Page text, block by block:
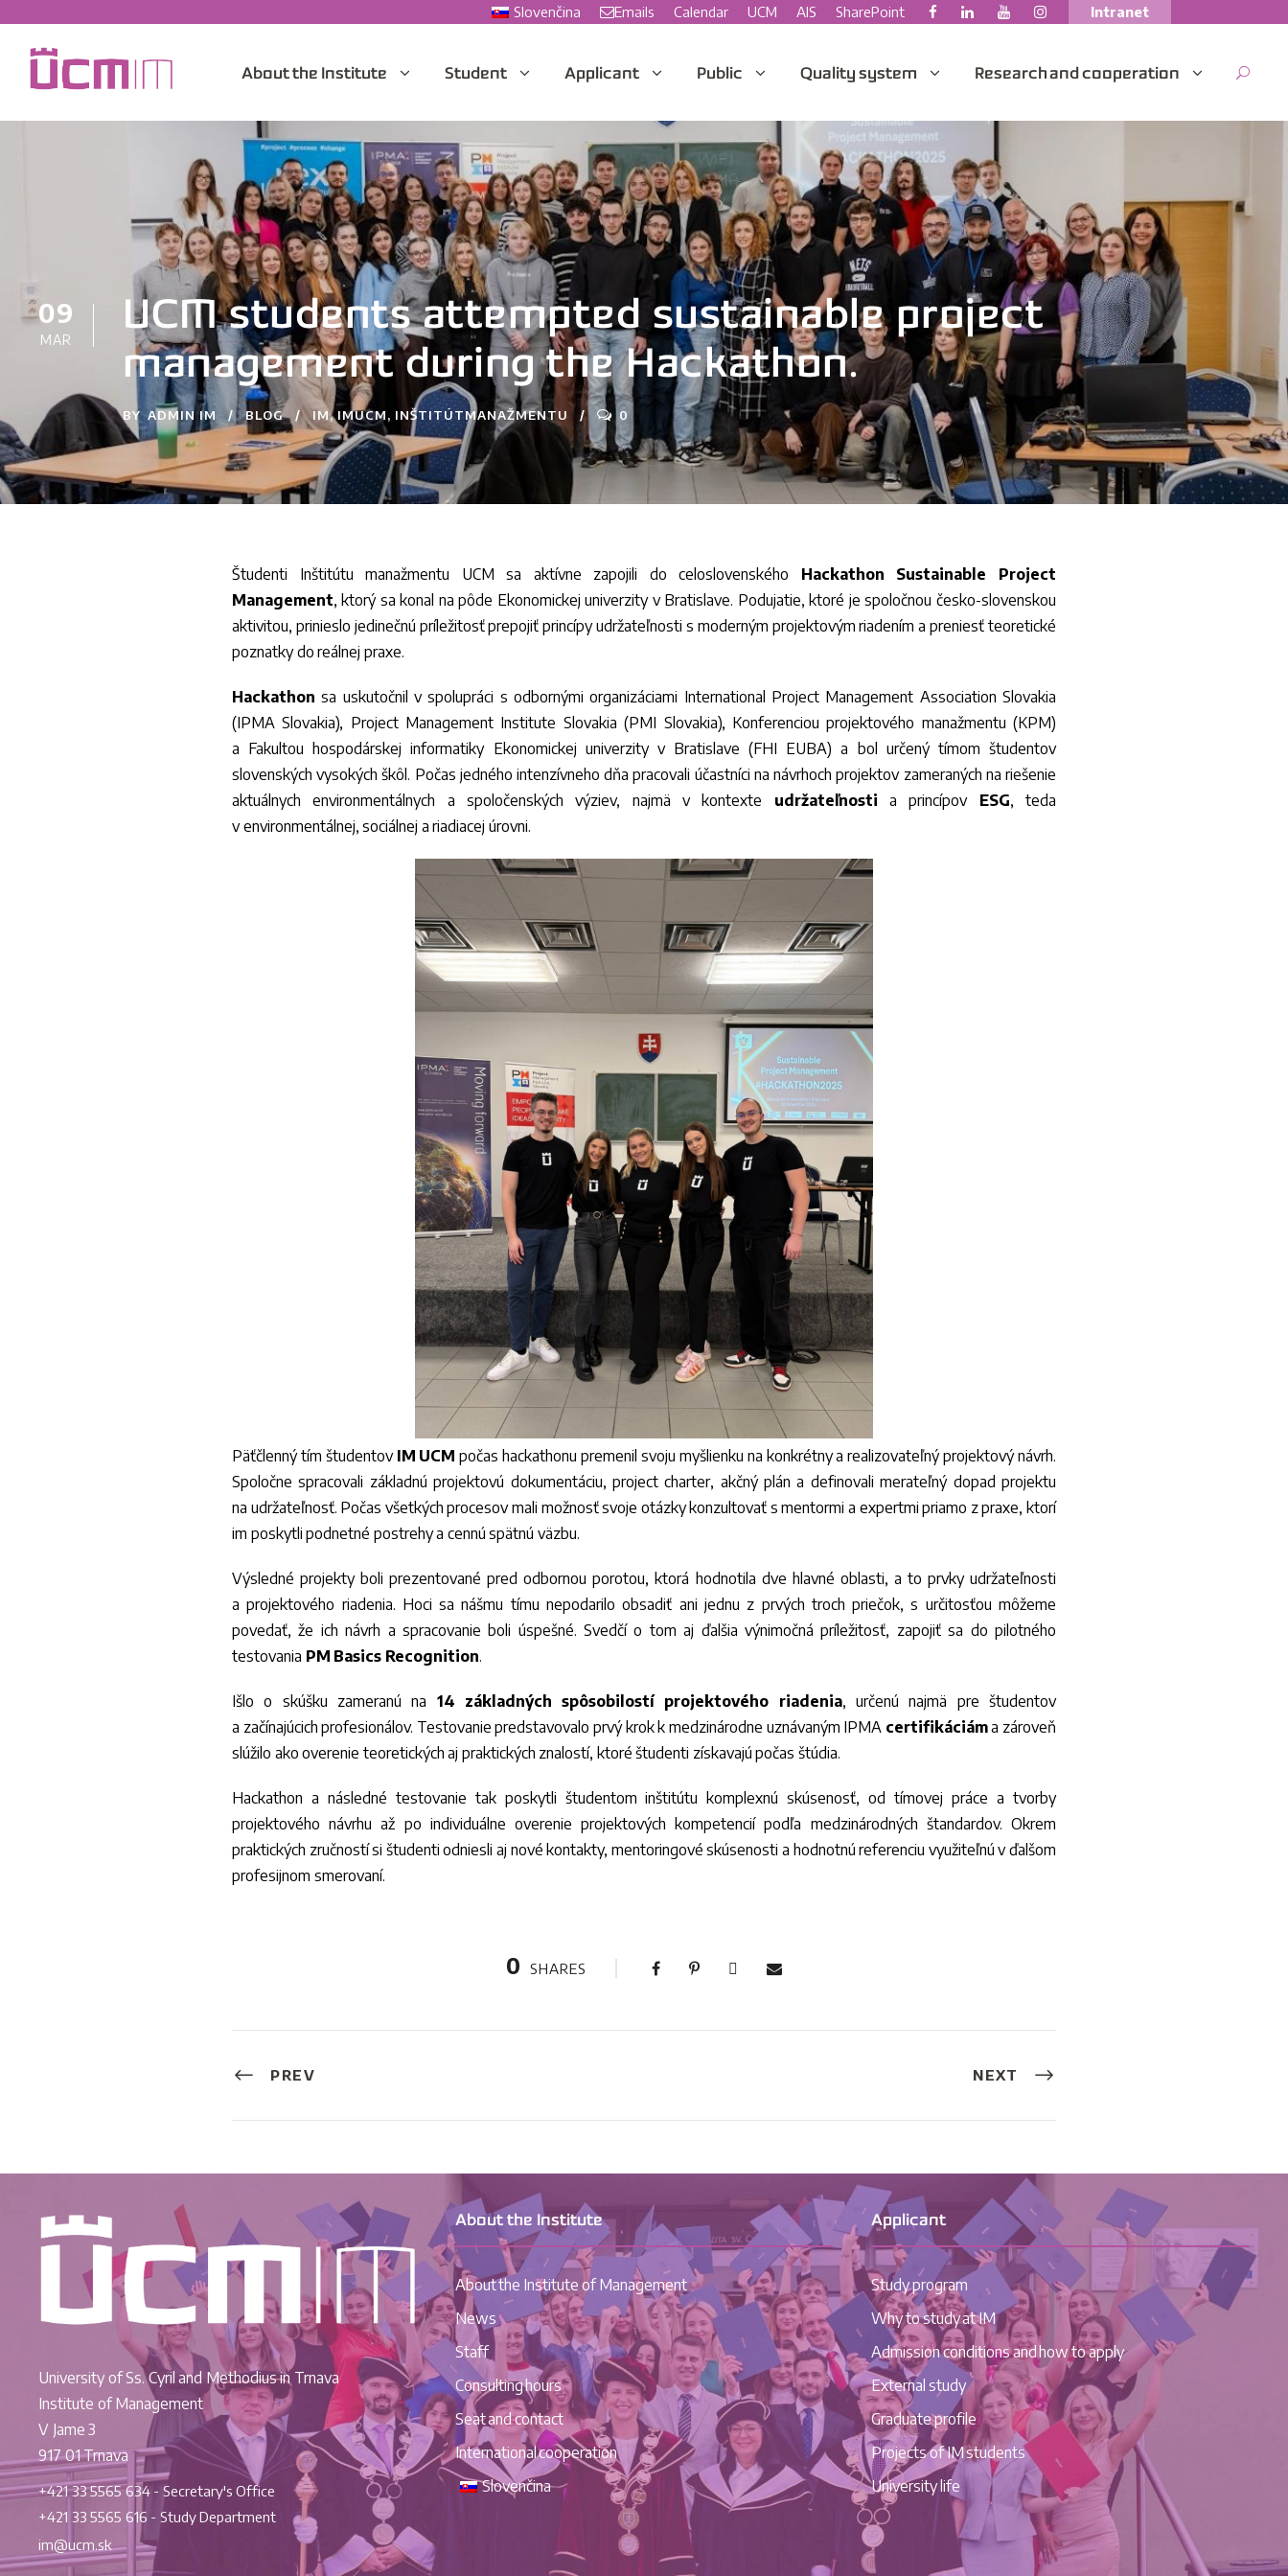
Slovenčina Emails Calendar UCM AIS SharePoint Intranet
About the Institute Student Applicant Public Quality system Research and cooperation
09
MAR
UCM students attempted sustainable project
management during the Hackathon.
BY ADMIN IM BLOG IM, IMUCM, INŠTITÚTMANAŽMENTU 0
Študenti Inštitútu manažmentu UCM sa aktívne zapojili do celoslovenského Hackathon Sustainable Project
Management, ktorý sa konal na pôde Ekonomickej univerzity v Bratislave. Podujatie, ktoré je spoločnou česko-slovenskou
aktivitou, prinieslo jedinečnú príležitosť prepojiť princípy udržateľnosti s moderným projektovým riadením a preniesť teoretické
poznatky do reálnej praxe.
Hackathon sa uskutočnil v spolupráci s odbornými organizáciami International Project Management Association Slovakia
(IPMA Slovakia), Project Management Institute Slovakia (PMI Slovakia), Konferenciou projektového manažmentu (KPM)
a Fakultou hospodárskej informatiky Ekonomickej univerzity v Bratislave (FHI EUBA) a bol určený tímom študentov
slovenských vysokých škôl. Počas jedného intenzívneho dňa pracovali účastníci na návrhoch projektov zameraných na riešenie
aktuálnych environmentálnych a spoločenských výziev, najmä v kontexte udržateľnosti a princípov ESG, teda
v environmentálnej, sociálnej a riadiacej úrovni.
Päťčlenný tím študentov IM UCM počas hackathonu premenil svoju myšlienku na konkrétny a realizovateľný projektový návrh.
Spoločne spracovali základnú projektovú dokumentáciu, project charter, akčný plán a definovali merateľný dopad projektu
na udržateľnosť. Počas všetkých procesov mali možnosť svoje otázky konzultovať s mentormi a expertmi priamo z praxe, ktorí
im poskytli podnetné postrehy a cennú spätnú väzbu.
Výsledné projekty boli prezentované pred odbornou porotou, ktorá hodnotila dve hlavné oblasti, a to prvky udržateľnosti
a projektového riadenia. Hoci sa nášmu tímu nepodarilo obsadiť ani jednu z prvých troch priečok, s určitosťou môžeme
povedať, že ich návrh a spracovanie boli úspešné. Svedčí o tom aj ďalšia výnimočná príležitosť, zapojiť sa do pilotného
testovania PM Basics Recognition.
Išlo o skúšku zameranú na 14 základných spôsobilostí projektového riadenia, určenú najmä pre študentov
a začínajúcich profesionálov. Testovanie predstavovalo prvý krok k medzinárodne uznávaným IPMA certifikáciáma zároveň
slúžilo ako overenie teoretických aj praktických znalostí, ktoré študenti získavajú počas štúdia.
Hackathon a následné testovanie tak poskytli študentom inštitútu komplexnú skúsenosť, od tímovej práce a tvorby
projektového návrhu až po individuálne overenie projektových kompetencií podľa medzinárodných štandardov. Okrem
praktických zručností si študenti odniesli aj nové kontakty, mentoringové skúsenosti a hodnotnú referenciu využiteľnú v ďalšom
profesijnom smerovaní.
0 SHARES
PREV NEXT
University of Ss. Cyril and Methodius in Trnava
Institute of Management
V Jame 3
917 01 Trnava
+421 33 5565 634 - Secretary's Office
+421 33 5565 616 - Study Department
im@ucm.sk
About the Institute
About the Institute of Management
News
Staff
Consulting hours
Seat and contact
International cooperation
Slovenčina
Applicant
Study program
Why to study at IM
Admission conditions and how to apply
External study
Graduate profile
Projects of IM students
University life